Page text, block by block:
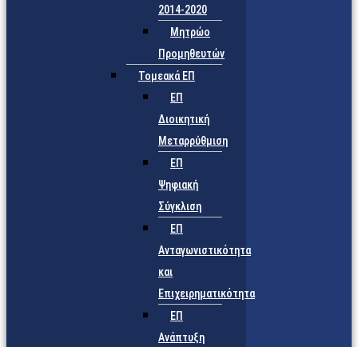
2014-2020
Μητρώο
Προμηθευτών
Τομεακά ΕΠ
ΕΠ
Διοικητική
Μεταρρύθμιση
ΕΠ
Ψηφιακή
Σύγκλιση
ΕΠ
Ανταγωνιστικότητα
και
Επιχειρηματικότητα
ΕΠ
Ανάπτυξη